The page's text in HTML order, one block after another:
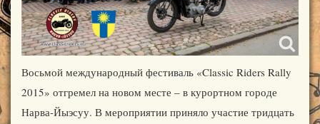
Восьмой международный фестиваль «Classic Riders Rally
2015» отгремел на новом месте – в курортном городе
Нарва-Йыэсуу. В мероприятии приняло участие тридцать